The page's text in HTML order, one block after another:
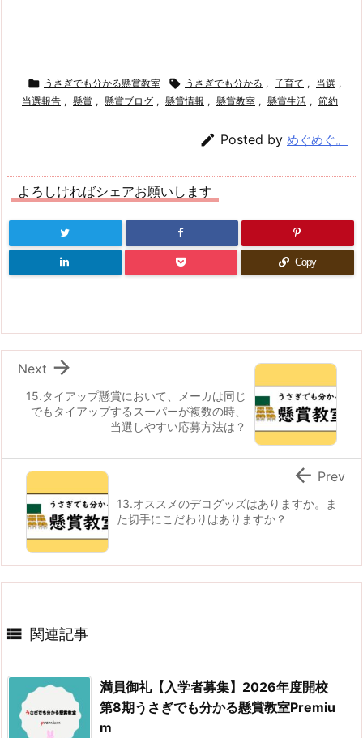
 うさぎでも分かる懸賞教室  うさぎでも分かる , 子育て , 当選 ,
当選報告 , 懸賞 , 懸賞ブログ , 懸賞情報 , 懸賞教室 , 懸賞生活 , 節約
 Posted by めぐめぐ。
よろしければシェアお願いします
Copy
15.タイアップ懸賞において、メーカは同じ
でもタイアップするスーパーが複数の時、
当選しやすい応募方法は？

Next
13.オススメのデコグッズはありますか。ま
た切手にこだわりはありますか？
 Prev
 関連記事
満員御礼【入学者募集】2026年度開校
第8期うさぎでも分かる懸賞教室Premiu
m